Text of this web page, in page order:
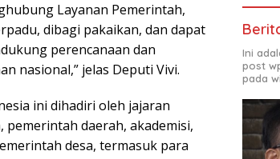
Layanan Pemerintah,
dibagi pakaikan, dan dapat
perencanaan dan
nasional,” jelas Deputi Vivi.
ini dihadiri oleh jajaran
daerah, akademisi,
desa, termasuk para
Ini
post
pada